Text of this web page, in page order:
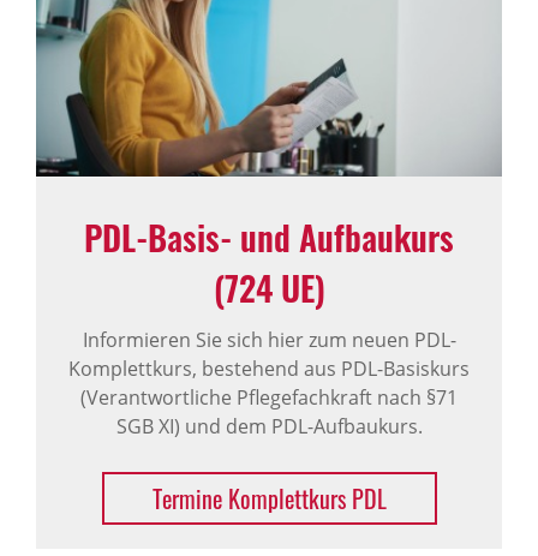
PDL-Basis- und Aufbaukurs
(724 UE)
Informieren Sie sich hier zum neuen PDL-
Komplettkurs, bestehend aus PDL-Basiskurs
(Verantwortliche Pflegefachkraft nach §71
SGB XI) und dem PDL-Aufbaukurs.
Termine Komplettkurs PDL